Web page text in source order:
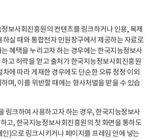
보사회진흥원의 컨텐츠를 링크하거나 인용, 복제
하실 때와 통합전자 민원창구에서 제공하는 자료로
혜택을 누리고자 하는 경우에는 한국지능정보사
고 허락을 얻고 출처가 한국지능정보사회진흥원
에 따라 게재한 경우에도 단순한 오류 정정 이외
며, 이를 위반할 때에는 형사처벌을 받을 수 있습
링크하여 사용하고자 하는 경우, 한국지능정보사
고, 한국지능정보사회진흥원의 첫 화면을 통하도
)으로 링크시키거나 페이지를 프레임 안에 넣는